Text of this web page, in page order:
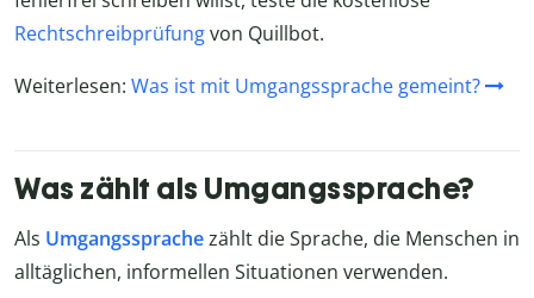
Rechtschreibprüfungvon Quillbot.
Weiterlesen: Was ist mit Umgangssprache gemeint?
Was zählt als Umgangssprache?
Als Umgangssprachezählt die Sprache, die Menschen in
alltäglichen, informellen Situationen verwenden.